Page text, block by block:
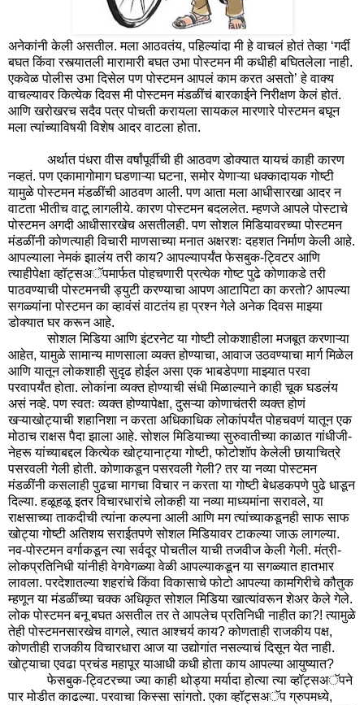
अनेकांनी केली असतील. मला आठवतंय, पहिल्यांदा मी हे वाचलंहोतं तेव्हा ‘गर्दी
बघत किंवा रस्त्यातली मारामारी बघत उभा पोस्टमन मी कधीही बघितलेला नाही.
एकवेळ पोलीस उभा दिसेल पण पोस्टमन आपलं काम करत असतो’ हे वाक्य
वाचल्यावर कित्येक दिवस मी पोस्टमन मंडळींचं बारकाईने निरीक्षण केलं होतं.
आणि खरोखरच सदैव पत्र पोचती करायला सायकल मारणारे पोस्टमन बघून
मला त्यांच्याविषयी विशेष आदर वाटला होता.
अर्थात पंधरा वीस वर्षांपूर्वीची ही आठवण डोक्यात यायचं काही कारण
नव्हतं. पण एकामागोमाग घडणाऱ्या घटना, समोर येणाऱ्या धक्कादायक गोष्टी
यामुळे पोस्टमन मंडळींची आठवण आली. पण आता मला आधीसारखा आदर न
वाटता भीतीच वाटू लागलीये. कारण पोस्टमन बदललेत. म्हणजे आपले पोस्टाचे
पोस्टमन अगदी आधीसारखेच असतीलही. पण सोशल मिडियावरच्या पोस्टमन
मंडळींनी कोणत्याही विचारी माणसाच्या मनात अक्षरशः दहशत निर्माण केली आहे.
आपल्याला नेमकं झालंय तरी काय? आपल्यापर्यंत फेसबुक-ट्विटर आणि
त्याहीपेक्षा व्हॉट्सअॅपमार्फत पोहचणारी प्रत्येक गोष्ट पुढे कोणाकडे तरी
पाठवण्याची पोस्टमनची ड्युटी करण्याचा आपण आटापिटा का करतो? आपल्या
सगळ्यांना पोस्टमन का व्हावंसं वाटतंय हा प्रश्न गेले अनेक दिवस माझ्या
डोक्यात घर करून आहे.
सोशल मिडिया आणि इंटरनेट या गोष्टी लोकशाहीला मजबूत करणाऱ्या
आहेत, यामुळे सामान्य माणसाला व्यक्त होण्याचा, आवाज उठवण्याचा मार्ग मिळेल
आणि यातून लोकशाही सुदृढ होईल असा एक भाबडेपणा माझ्यात परवा
परवापर्यंत होता. लोकांना व्यक्त होण्याची संधी मिळाल्याने काही चूक घडलंय
असं नव्हे. पण स्वतः व्यक्त होण्यापेक्षा, दुसऱ्या कोणाचंतरी व्यक्त होणं
खऱ्याखोट्याची शहानिशा न करता अधिकाधिक लोकांपर्यंत पोहचवणं यातून एक
मोठाच राक्षस पैदा झाला आहे. सोशल मिडियाच्या सुरुवातीच्या काळात गांधीजी-
नेहरू यांच्याबद्दल कित्येक खोट्यानाट्या गोष्टी, फोटोशॉप केलेली छायाचित्रे
पसरवली गेली होती. कोणाकडून पसरवली गेली? तर या नव्या पोस्टमन
मंडळींनी कसलाही पुढचा मागचा विचार न करता या गोष्टी बेधडकपणे पुढे धाडून
दिल्या. हळूहळू इतर विचारधारांचे लोकही या नव्या माध्यमांना सरावले, या
राक्षसाच्या ताकदीची त्यांना कल्पना आली आणि मग त्यांच्याकडूनही साफ साफ
खोट्या गोष्टी अतिशय सराईतपणे सोशल मिडियावर टाकल्या जाऊ लागल्या.
नव-पोस्टमन वर्गाकडून त्या सर्वदूर पोचतील याची तजवीज केली गेली. मंत्री-
लोकप्रतिनिधी यांनीही वेगवेगळ्या वेळी आपल्याकडून या सगळ्यात हातभार
लावला. परदेशातल्या शहरांचे किंवा विकासाचे फोटो आपल्या कामगिरीचे कौतुक
म्हणून या मंडळींच्या चक्क अधिकृत सोशल मिडिया खात्यांवरून शेअर केले गेले.
लोक पोस्टमन बनू बघत असतील तर ते आपलेच प्रतिनिधी नाहीत का?! त्यामुळे
तेही पोस्टमनसारखेच वागले, त्यात आश्चर्य काय? कोणताही राजकीय पक्ष,
कोणतीही राजकीय विचारधारा आज या उद्योगांत नसल्याचं दिसून येत नाही.
खोट्याचा एवढा प्रचंड महापूर याआधी कधी होता काय आपल्या आयुष्यात?
फेसबुक-ट्विटरच्या ज्या काही थोड्या मर्यादा होत्या त्या व्हॉट्सअॅपने
पार मोडीत काढल्या. परवाचा किस्सा सांगतो. एका व्हॉट्सअॅप ग्रुपमध्ये,